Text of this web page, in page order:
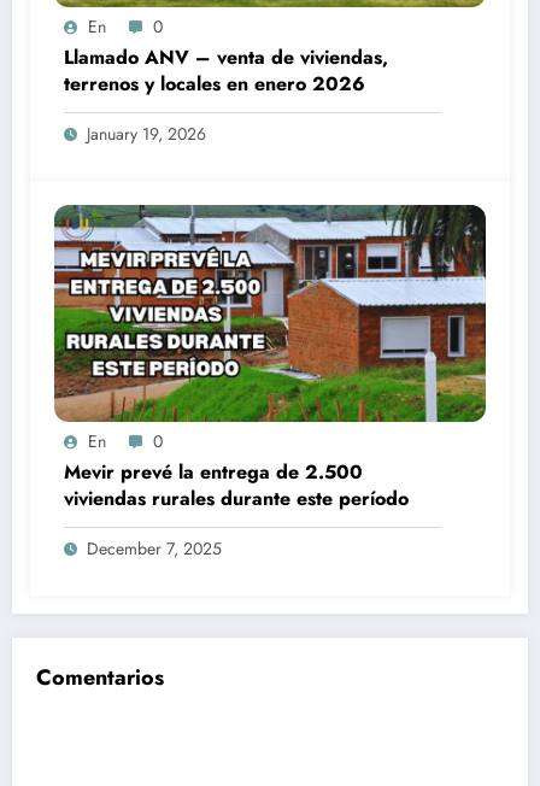
En 0
Llamado ANV – venta de viviendas,
terrenos y locales en enero 2026
January 19, 2026
En 0
Mevir prevé la entrega de 2.500
viviendas rurales durante este período
December 7, 2025
Comentarios